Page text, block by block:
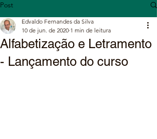
Post
Alfabetização e Letramento
- Lançamento do curso
Edvaldo Fernandes da Silva
10 de jun. de 2020 1 min de leitura